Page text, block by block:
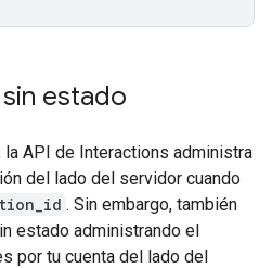
estado
API de Interactions administra
del lado del servidor cuando
. Sin embargo, también
estado administrando el
por tu cuenta del lado del